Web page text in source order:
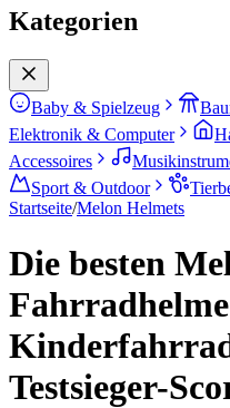
Kategorien
Baby & Spielzeug
Elektronik & Computer
Accessoires
Sport & Outdoor
Startseite/Melon Helmets
Die besten
Testsieger-